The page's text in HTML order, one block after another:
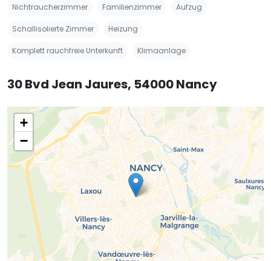
Nichtraucherzimmer Familienzimmer Aufzug
Schallisolierte Zimmer Heizung
Komplett rauchfreie Unterkunft Klimaanlage
30 Bvd Jean Jaures, 54000 Nancy
+
−